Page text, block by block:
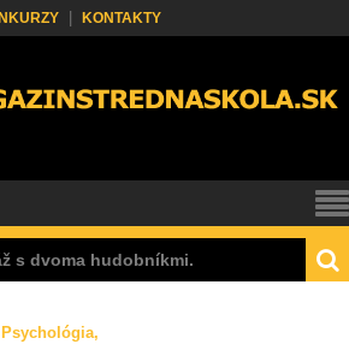
KONTAKTY
hudobníkmi. Prečo
Psychológia,